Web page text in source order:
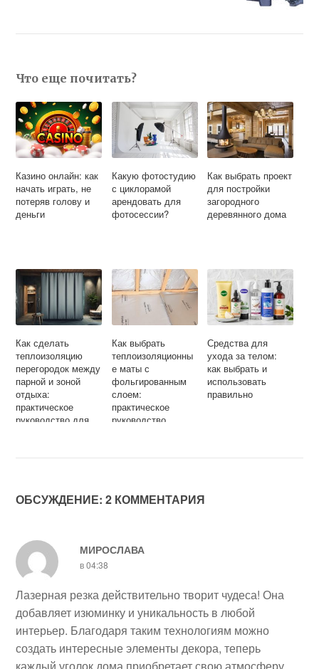
Что еще почитать?
Казино онлайн: как
начать играть, не
потеряв голову и
деньги
Какую фотостудию
с циклорамой
арендовать для
фотосессии?
Как выбрать проект
для постройки
загородного
деревянного дома
Как сделать
теплоизоляцию
перегородок между
парной и зоной
отдыха:
практическое
руководство для
Как выбрать
теплоизоляционны
е маты с
фольгированным
слоем:
практическое
руководство
Средства для
ухода за телом:
как выбрать и
использовать
правильно
ОБСУЖДЕНИЕ: 2 КОММЕНТАРИЯ
МИРОСЛАВА
в 04:38
Лазерная резка действительно творит чудеса! Она
добавляет изюминку и уникальность в любой
интерьер. Благодаря таким технологиям можно
создать интересные элементы декора, теперь